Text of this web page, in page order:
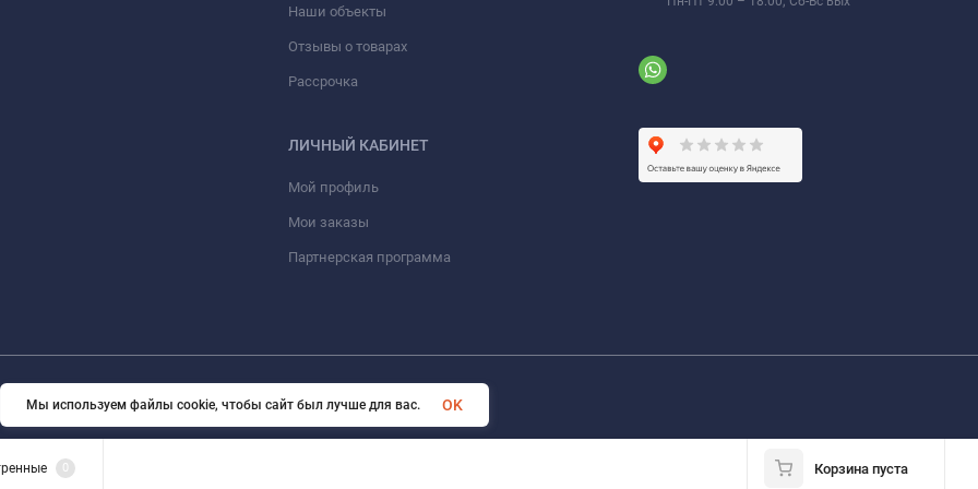
Наши объекты
Отзывы о товарах
Рассрочка
ЛИЧНЫЙ КАБИНЕТ
Мой профиль
Мои заказы
Партнерская программа
© 2026 ООО «ФАЗИНЖИНИРИНГ». Все права защищены
0 Корзина пуста
Мы используем файлы cookie, чтобы сайт был лучше для вас. OK